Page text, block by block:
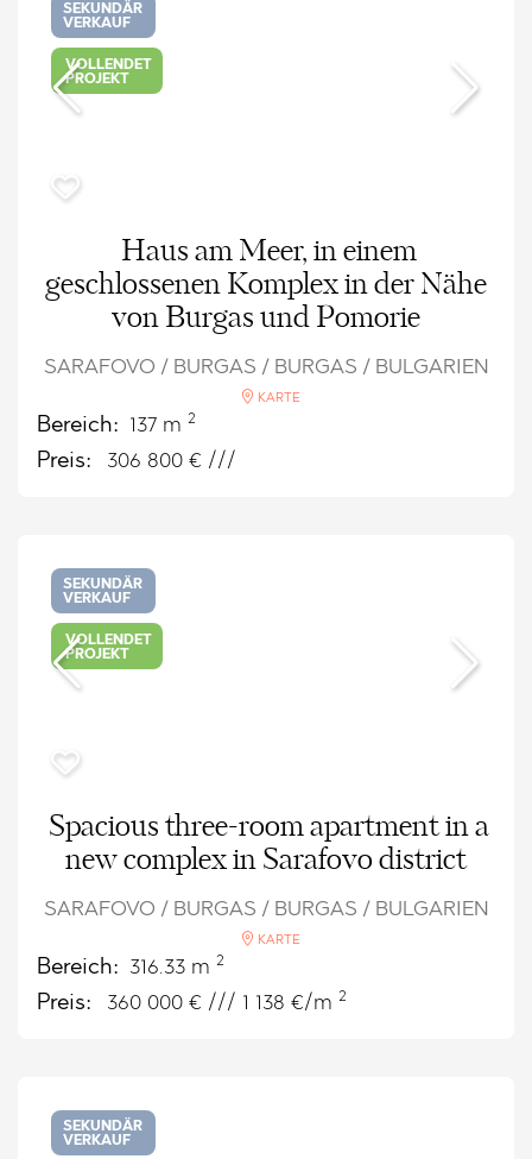
SEKUNDÄR
VERKAUF
VOLLENDET
PROJEKT
Haus am Meer, in einem
geschlossenen Komplex in der Nähe
von Burgas und Pomorie
SARAFOVO / BURGAS / BURGAS / BULGARIEN
KARTE
Bereich: 137 m 2
Preis: 306 800 € ///
SEKUNDÄR
VERKAUF
VOLLENDET
PROJEKT
Spacious three-room apartment in a
new complex in Sarafovo district
SARAFOVO / BURGAS / BURGAS / BULGARIEN
KARTE
Bereich: 316.33 m 2
Preis: 360 000 € /// 1 138 €/m 2
SEKUNDÄR
VERKAUF